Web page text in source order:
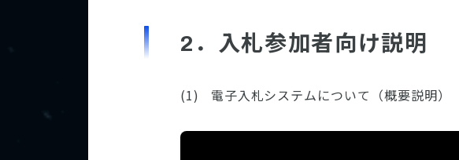
2．入札参加者向け説明
電子入札システムについて（概要説明）